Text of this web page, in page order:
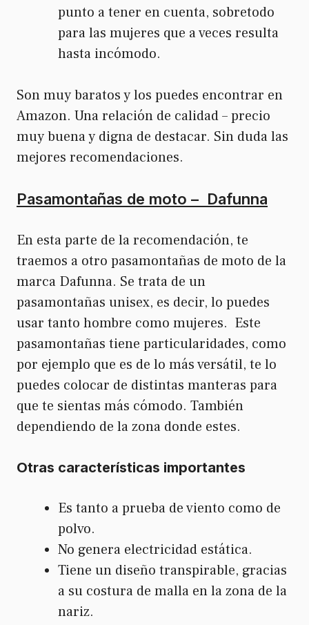
punto a tener en cuenta, sobretodo
para las mujeres que a veces resulta
hasta incómodo.
Son muy baratos y los puedes encontrar en
Amazon. Una relación de calidad – precio
muy buena y digna de destacar. Sin duda las
mejores recomendaciones.
Pasamontañas de moto – Dafunna
En esta parte de la recomendación, te
traemos a otro pasamontañas de moto de la
marca Dafunna. Se trata de un
pasamontañas unisex, es decir, lo puedes
usar tanto hombre como mujeres. Este
pasamontañas tiene particularidades, como
por ejemplo que es de lo más versátil, te lo
puedes colocar de distintas manteras para
que te sientas más cómodo. También
dependiendo de la zona donde estes.
Otras características importantes
Es tanto a prueba de viento como de
polvo.
No genera electricidad estática.
Tiene un diseño transpirable, gracias
a su costura de malla en la zona de la
nariz.